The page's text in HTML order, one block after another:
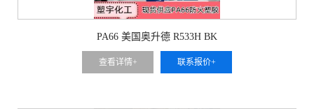
PA66 美国奥升德 R533H BK
查看详情+ 联系报价+